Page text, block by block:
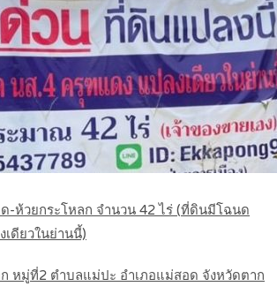
-ห้วยกระโหลก จำนวน 42 ไร่ (ที่ดินมีโฉนด
ดียวในย่านนี้)
หมู่ที่2 ตำบลแม่ปะ อำเภอแม่สอด จังหวัดตาก